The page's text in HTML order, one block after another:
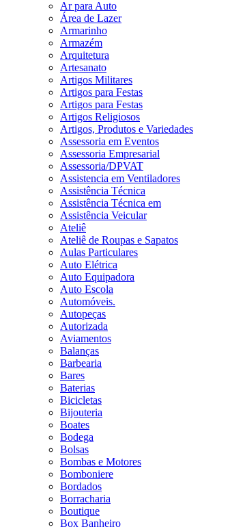
Ar para Auto
Área de Lazer
Armarinho
Armazém
Arquitetura
Artesanato
Artigos Militares
Artigos para Festas
Artigos para Festas
Artigos Religiosos
Artigos, Produtos e Variedades
Assessoria em Eventos
Assessoria Empresarial
Assessoria/DPVAT
Assistencia em Ventiladores
Assistência Técnica
Assistência Técnica em
Assistência Veicular
Ateliê
Ateliê de Roupas e Sapatos
Aulas Particulares
Auto Elétrica
Auto Equipadora
Auto Escola
Automóveis.
Autopeças
Autorizada
Aviamentos
Balanças
Barbearia
Bares
Baterias
Bicicletas
Bijouteria
Boates
Bodega
Bolsas
Bombas e Motores
Bomboniere
Bordados
Borracharia
Boutique
Box Banheiro